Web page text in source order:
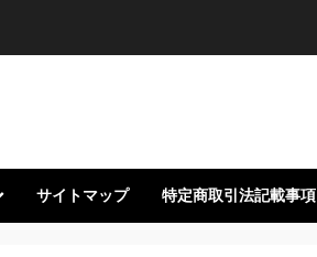
サイトマップ 特定商取引法記載事項